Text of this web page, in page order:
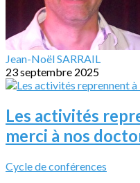
Jean-Noël SARRAIL
23 septembre 2025
Les activités
merci à nos
Cycle de conférences